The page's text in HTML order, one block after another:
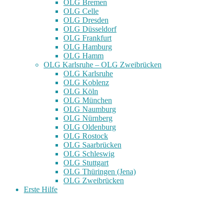
OLG Bremen
OLG Celle
OLG Dresden
OLG Düsseldorf
OLG Frankfurt
OLG Hamburg
OLG Hamm
OLG Karlsruhe – OLG Zweibrücken
OLG Karlsruhe
OLG Koblenz
OLG Köln
OLG München
OLG Naumburg
OLG Nürnberg
OLG Oldenburg
OLG Rostock
OLG Saarbrücken
OLG Schleswig
OLG Stuttgart
OLG Thüringen (Jena)
OLG Zweibrücken
Erste Hilfe